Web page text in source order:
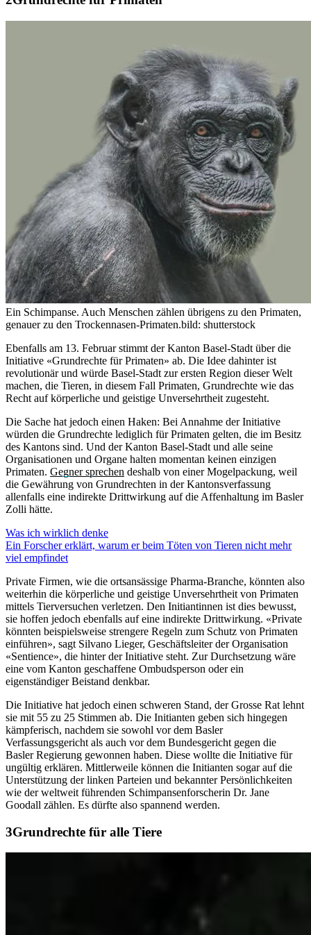
Ein Schimpanse. Auch Menschen zählen übrigens zu den Primaten,
genauer zu den Trockennasen-Primaten.bild: shutterstock
Ebenfalls am 13. Februar stimmt der Kanton Basel-Stadt über die
Initiative «Grundrechte für Primaten» ab. Die Idee dahinter ist
revolutionär und würde Basel-Stadt zur ersten Region dieser Welt
machen, die Tieren, in diesem Fall Primaten, Grundrechte wie das
Recht auf körperliche und geistige Unversehrtheit zugesteht.
Die Sache hat jedoch einen Haken: Bei Annahme der Initiative
würden die Grundrechte lediglich für Primaten gelten, die im Besitz
des Kantons sind. Und der Kanton Basel-Stadt und alle seine
Organisationen und Organe halten momentan keinen einzigen
Primaten. Gegner sprechen deshalb von einer Mogelpackung, weil
die Gewährung von Grundrechten in der Kantonsverfassung
allenfalls eine indirekte Drittwirkung auf die Affenhaltung im Basler
Zolli hätte.
Was ich wirklich denke
Ein Forscher erklärt, warum er beim Töten von Tieren nicht mehr
viel empfindet
Private Firmen, wie die ortsansässige Pharma-Branche, könnten also
weiterhin die körperliche und geistige Unversehrtheit von Primaten
mittels Tierversuchen verletzen. Den Initiantinnen ist dies bewusst,
sie hoffen jedoch ebenfalls auf eine indirekte Drittwirkung. «Private
könnten beispielsweise strengere Regeln zum Schutz von Primaten
einführen», sagt Silvano Lieger, Geschäftsleiter der Organisation
«Sentience», die hinter der Initiative steht. Zur Durchsetzung wäre
eine vom Kanton geschaffene Ombudsperson oder ein
eigenständiger Beistand denkbar.
Die Initiative hat jedoch einen schweren Stand, der Grosse Rat lehnt
sie mit 55 zu 25 Stimmen ab. Die Initianten geben sich hingegen
kämpferisch, nachdem sie sowohl vor dem Basler
Verfassungsgericht als auch vor dem Bundesgericht gegen die
Basler Regierung gewonnen haben. Diese wollte die Initiative für
ungültig erklären. Mittlerweile können die Initianten sogar auf die
Unterstützung der linken Parteien und bekannter Persönlichkeiten
wie der weltweit führenden Schimpansenforscherin Dr. Jane
Goodall zählen. Es dürfte also spannend werden.
Grundrechte für alle Tiere